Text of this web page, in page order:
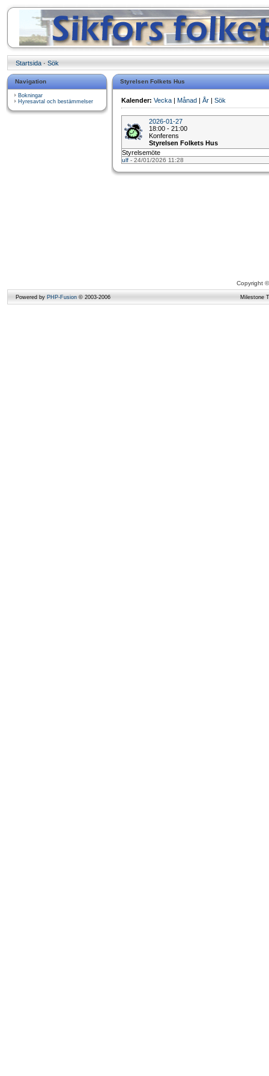
Startsida · Sök
Navigation
Bokningar
Hyresavtal och bestämmelser
Styrelsen Folkets Hus
Kalender: Vecka | Månad | År | Sök
2026-01-27
18:00 - 21:00
Konferens
Styrelsen Folkets Hus
Styrelsemöte
ulf - 24/01/2026 11:28
Copyright
Powered by PHP-Fusion © 2003-2006 Milestone